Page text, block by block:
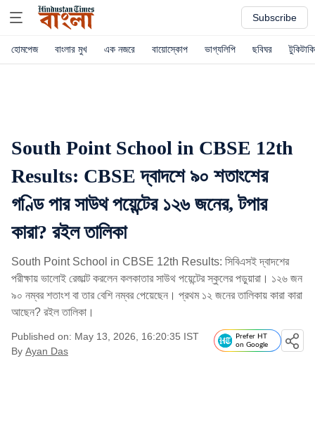
Subscribe
হোমপেজ বাংলার মুখ এক নজরে বায়োস্কোপ ভাগ্যলিপি ছবিঘর টুকিটাকি
South Point School in CBSE 12th
Results: CBSE দ্বাদশে ৯০ শতাংশের
গণ্ডি পার সাউথ পয়েন্টের ১২৬ জনের, টপার
কারা? রইল তালিকা
South Point School in CBSE 12th Results: সিবিএসই দ্বাদশের
পরীক্ষায় ভালোই রেজাল্ট করলেন কলকাতার সাউথ পয়েন্টের স্কুলের পড়ুয়ারা। ১২৬ জন
৯০ নম্বর শতাংশ বা তার বেশি নম্বর পেয়েছেন। প্রথম ১২ জনের তালিকায় কারা কারা
আছেন? রইল তালিকা।
Published on: May 13, 2026, 16:20:35 IST
By Ayan Das
Prefer HT
on Google